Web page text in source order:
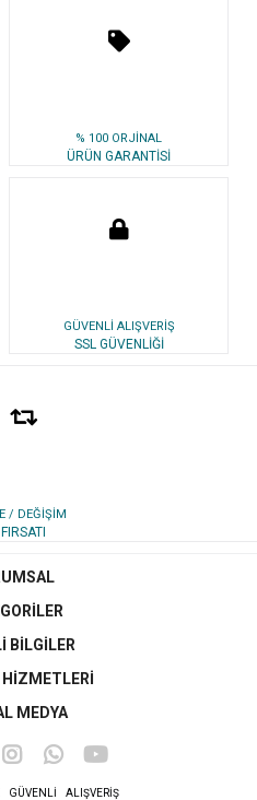
% 100 ORJİNAL
ÜRÜN GARANTİSİ
GÜVENLİ ALIŞVERİŞ
SSL GÜVENLİĞİ
/ DEĞİŞİM
FIRSATI
BİLGİLER
HİZMETLERİ
MEDYA
GÜVENLİ ALIŞVERİŞ